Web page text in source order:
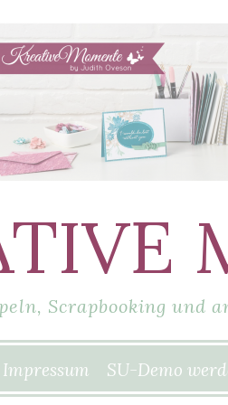
Scrapbooking und
Impressum SU-Demo